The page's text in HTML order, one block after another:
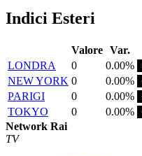
Indici Esteri
Valore Var.
LONDRA
0
0.00%
NEW YORK 0
0.00%
PARIGI
0
0.00%
TOKYO
0
0.00%
Network Rai
TV